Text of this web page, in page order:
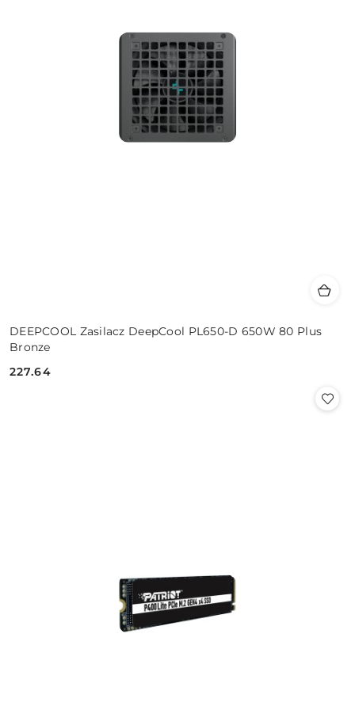
DEEPCOOL Zasilacz DeepCool PL650-D 650W 80 Plus
Bronze
Cena:
227.64